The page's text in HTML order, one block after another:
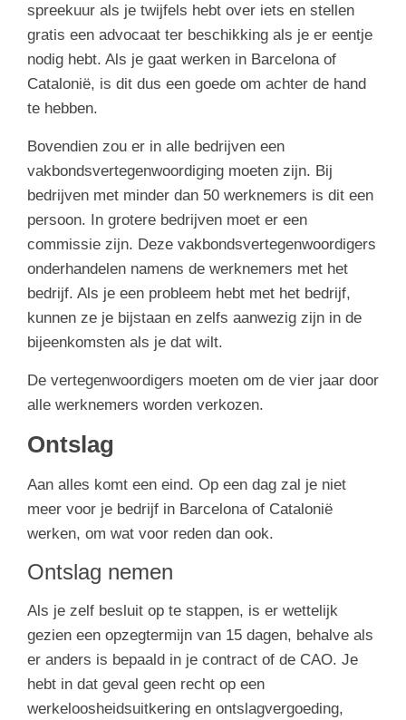
spreekuur als je twijfels hebt over iets en stellen
gratis een advocaat ter beschikking als je er eentje
nodig hebt. Als je gaat werken in Barcelona of
Catalonië, is dit dus een goede om achter de hand
te hebben.
Bovendien zou er in alle bedrijven een
vakbondsvertegenwoordiging moeten zijn. Bij
bedrijven met minder dan 50 werknemers is dit een
persoon. In grotere bedrijven moet er een
commissie zijn. Deze vakbondsvertegenwoordigers
onderhandelen namens de werknemers met het
bedrijf. Als je een probleem hebt met het bedrijf,
kunnen ze je bijstaan en zelfs aanwezig zijn in de
bijeenkomsten als je dat wilt.
De vertegenwoordigers moeten om de vier jaar door
alle werknemers worden verkozen.
Ontslag
Aan alles komt een eind. Op een dag zal je niet
meer voor je bedrijf in Barcelona of Catalonië
werken, om wat voor reden dan ook.
Ontslag nemen
Als je zelf besluit op te stappen, is er wettelijk
gezien een opzegtermijn van 15 dagen, behalve als
er anders is bepaald in je contract of de CAO. Je
hebt in dat geval geen recht op een
werkeloosheidsuitkering en ontslagvergoeding,